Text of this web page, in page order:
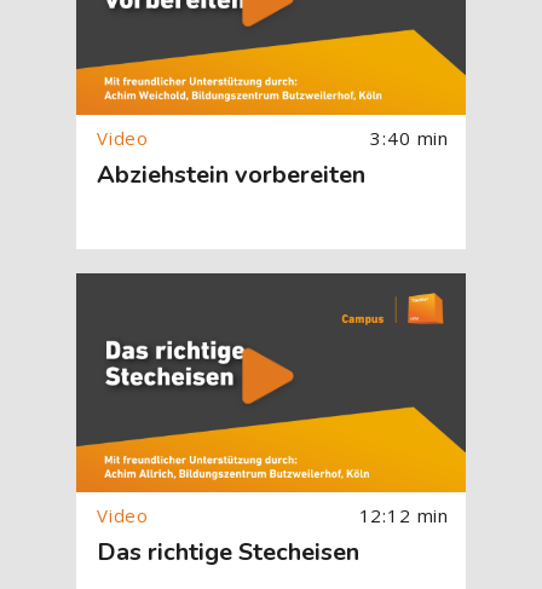
3:40 min
Abziehstein vorbereiten
[Cocoon] About (Text with Image) überspringen
12:12 min
Das richtige Stecheisen